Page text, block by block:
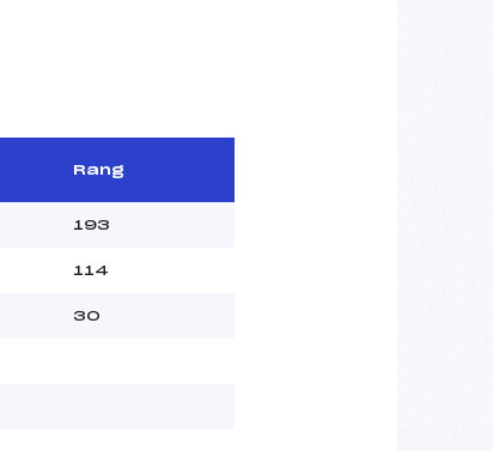
Rang
193
114
30